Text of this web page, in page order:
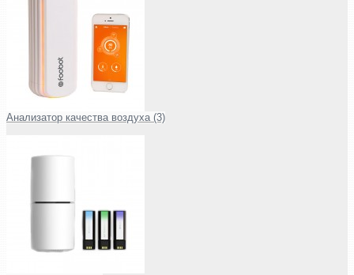
Анализатор качества воздуха (3)